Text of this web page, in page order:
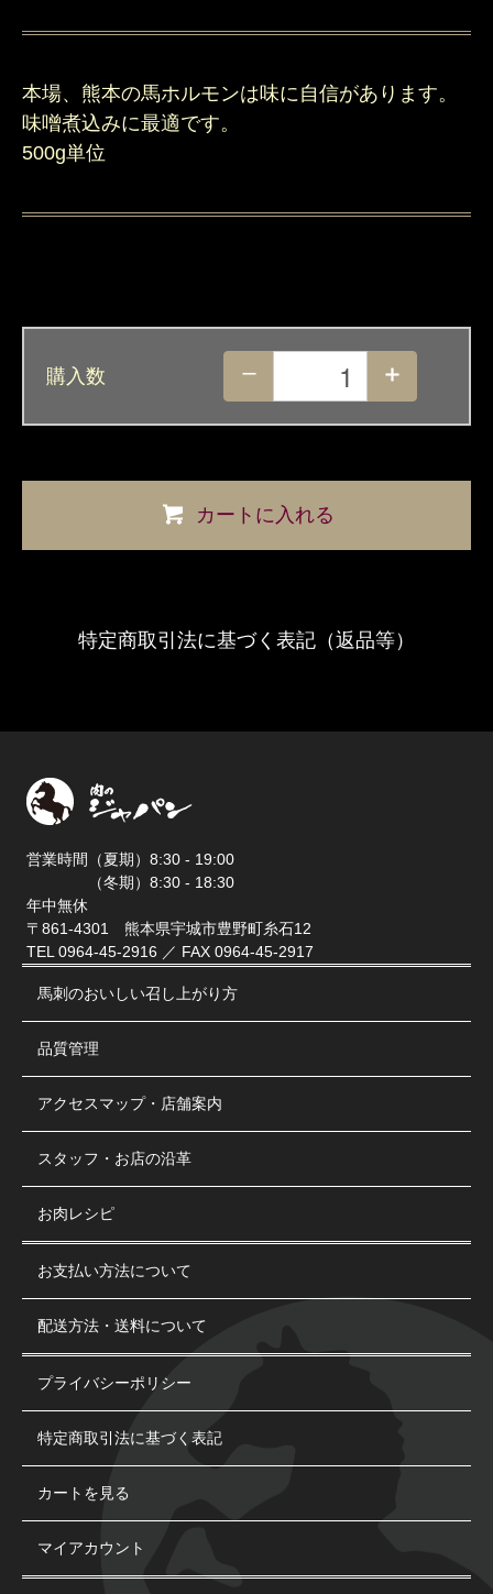
本場、熊本の馬ホルモンは味に自信があります。
味噌煮込みに最適です。
500g単位
購入数
カートに入れる
特定商取引法に基づく表記（返品等）
営業時間（夏期）8:30 - 19:00
（冬期）8:30 - 18:30
年中無休
〒861-4301 熊本県宇城市豊野町糸石12
TEL 0964-45-2916 ／ FAX 0964-45-2917
馬刺のおいしい召し上がり方
品質管理
アクセスマップ・店舗案内
スタッフ・お店の沿革
お肉レシピ
お支払い方法について
配送方法・送料について
プライバシーポリシー
特定商取引法に基づく表記
カートを見る
マイアカウント